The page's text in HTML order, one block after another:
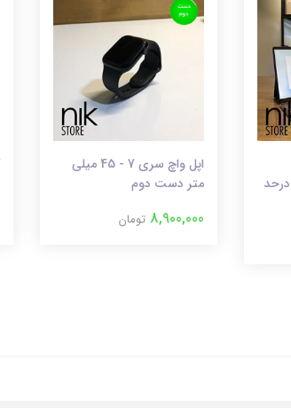
اپل واچ سری 7 - 45 میلی
متر دست دوم
8,900,000 تومان